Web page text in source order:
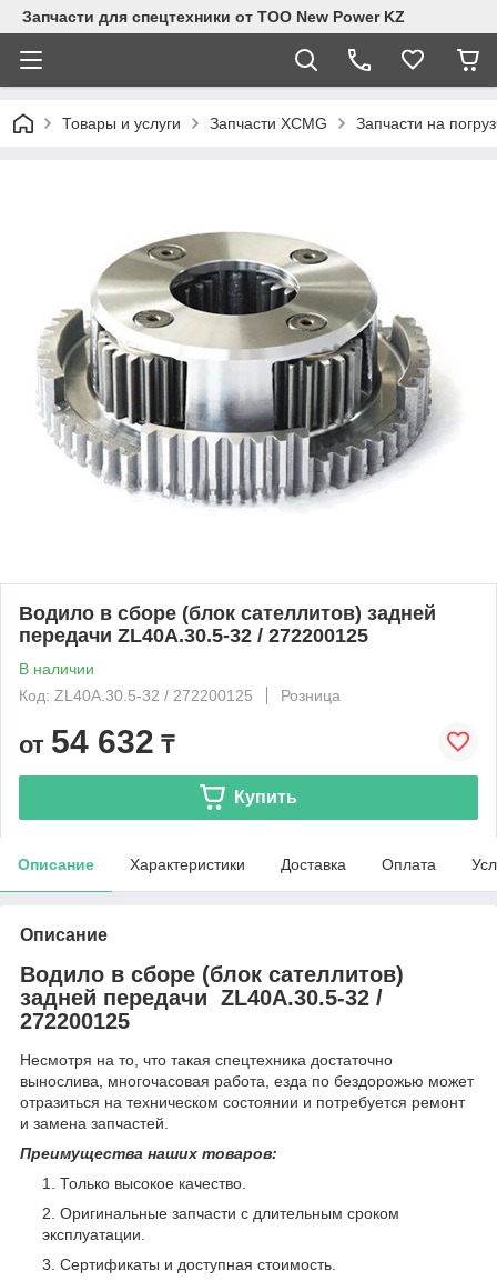
Запчасти для спецтехники от ТОО New Power KZ
Товары и услуги Запчасти XCMG Запчасти на
Водило в сборе (блок сателлитов) задней
передачи ZL40A.30.5-32 / 272200125
В наличии
Код: ZL40A.30.5-32 / 272200125
Розница
от 54 632 ₸
Купить
Описание Характеристики Доставка Оплата
Описание
Водило в сборе (блок сателлитов)
задней передачи ZL40A.30.5-32 /
272200125
Несмотря на то, что такая спецтехника достаточно
вынослива, многочасовая работа, езда по бездорожью может
отразиться на техническом состоянии и потребуется ремонт
и замена запчастей.
Преимущества наших товаров:
Только высокое качество.
Оригинальные запчасти с длительным сроком
эксплуатации.
Сертификаты и доступная стоимость.